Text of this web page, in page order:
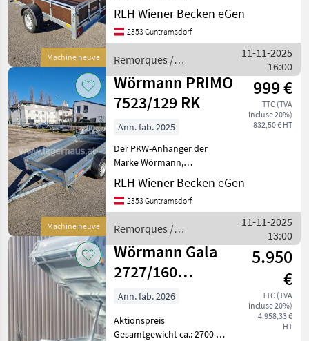
Humbaur
Pongratz
TPV
Eduard
Afficher
tous
les 27
MARKETPLACE
Marketplace
Offres des
distributeurs annonces
Machine neuve
Modelljahr 2025, ist ein
hochwertiger und vielseitig
einsetzbarer Anhänger.
sich durch ein Leergewicht
v
RLH Wiener Becken eGen
2353 Guntramsdorf
Remorques /
Wörmann
11-11-2025
16:00
Machine neuve
Wörmann PRIMO
7523/129 RK
999 €
TTC (TVA
incluse 20%)
832,50 € HT
Ann. fab. 2025
Der PKW-Anhänger der
Marke Wörmann,
Ausstellungsgerät, zeichnet
sich durch seine robusten
und langlebigen
einem Leergewicht von ca.
135 kg und
RLH Wiener Becken eGen
2353 Guntramsdorf
Remorques /
Wörmann
11-11-2025
13:00
Wörmann Gala
2727/160
Jubiläum
5.950
€
TTC (TVA
incluse 20%)
4.958,33 €
HT
Ann. fab. 2026
Aktionspreis
Gesamtgewicht ca.: 2700 kg